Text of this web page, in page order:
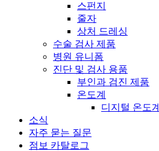
스펀지
줄자
상처 드레싱
수술 검사 제품
병원 유니폼
진단 및 검사 용품
부인과 검진 제품
온도계
디지털 온도계
소식
자주 묻는 질문
점보 카탈로그